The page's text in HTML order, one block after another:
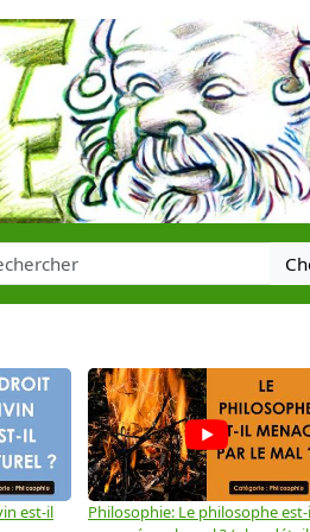
est-il
Philosophie: Le philosophe